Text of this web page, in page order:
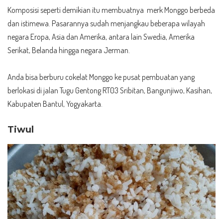
Komposisi seperti demikian itu membuatnya merk Monggo berbeda
dan istimewa. Pasarannya sudah menjangkau beberapa wilayah
negara Eropa, Asia dan Amerika, antara lain Swedia, Amerika
Serikat, Belanda hingga negara Jerman.
Anda bisa berburu cokelat Monggo ke pusat pembuatan yang
berlokasi di jalan Tugu Gentong RT03 Sribitan, Bangunjiwo, Kasihan,
Kabupaten Bantul, Yogyakarta.
Tiwul